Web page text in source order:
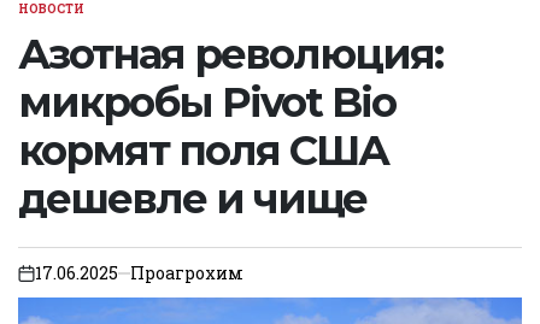
POSTED
НОВОСТИ
Азотная революция:
микробы Pivot Bio
кормят поля США
дешевле и чище
on17.06.2025 Проагрохим